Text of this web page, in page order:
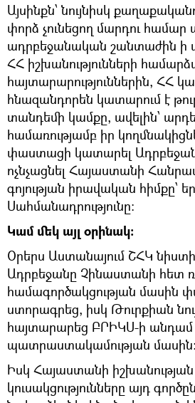
Այսինքն՝ նույնիսկ
փորձ չունեցող մարդու համար
ադրբեջանական շանտաժին ի
ՀՀ իշխանությունների
հայտարարություններին, ՀՀ
հնազանդորեն կատարում է
տանդեմի կամքը, ավելին՝
համառությամբ իր
փաստացի կատարել
ոչնչացնել Հայաստանի
գոյության իրավական հիմքը՝
Սահմանադրությունը։
Կամ մեկ այլ օրինակ։
Օրերս Աստանայում ՇՀԿ
Ադրբեջանը Չինաստանի հետ
համագործակցության մասին
ստորագրեց, իսկ Թուրքիան
հայտարարեց ԲՐԻԿՍ-ի անդամ
պատրաստակամության մասին:
Իսկ Հայաստանի
կուսակցությունները այդ